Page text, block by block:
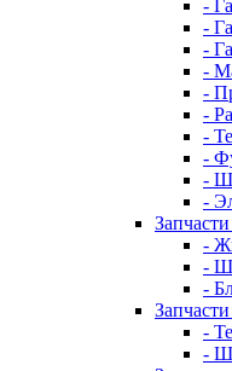
-
-
-
-
-
-
-
-
-
-
-
-
-
-
-